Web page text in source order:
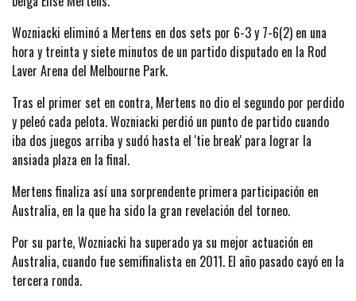
Wozniacki eliminó a Mertens en dos sets por 6-3 y 7-6(2) en una
hora y treinta y siete minutos de un partido disputado en la Rod
Laver Arena del Melbourne Park.
Tras el primer set en contra, Mertens no dio el segundo por perdido
y peleó cada pelota. Wozniacki perdió un punto de partido cuando
iba dos juegos arriba y sudó hasta el 'tie break' para lograr la
ansiada plaza en la final.
Mertens finaliza así una sorprendente primera participación en
Australia, en la que ha sido la gran revelación del torneo.
Por su parte, Wozniacki ha superado ya su mejor actuación en
Australia, cuando fue semifinalista en 2011. El año pasado cayó en la
tercera ronda.